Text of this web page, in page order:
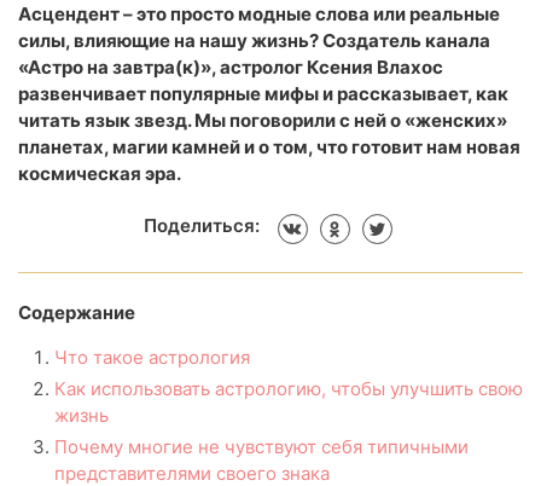
Асцендент – это просто модные слова или реальные
силы, влияющие на нашу жизнь? Создатель канала
«Астро на завтра(к)», астролог Ксения Влахос
развенчивает популярные мифы и рассказывает, как
читать язык звезд. Мы поговорили с ней о «женских»
планетах, магии камней и о том, что готовит нам новая
космическая эра.
Поделиться:
Содержание
Что такое астрология
Как использовать астрологию, чтобы улучшить свою
жизнь
Почему многие не чувствуют себя типичными
представителями своего знака